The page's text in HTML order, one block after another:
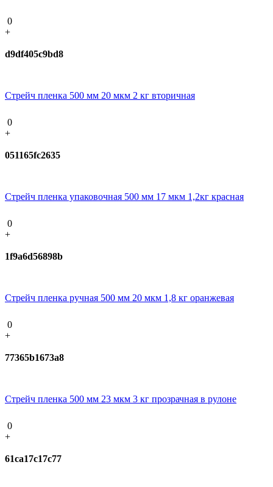
0
+
d9df405c9bd8
Стрейч пленка 500 мм 20 мкм 2 кг вторичная
0
+
051165fc2635
Стрейч пленка упаковочная 500 мм 17 мкм 1,2кг красная
0
+
1f9a6d56898b
Стрейч пленка ручная 500 мм 20 мкм 1,8 кг оранжевая
0
+
77365b1673a8
Стрейч пленка 500 мм 23 мкм 3 кг прозрачная в рулоне
0
+
61ca17c17c77